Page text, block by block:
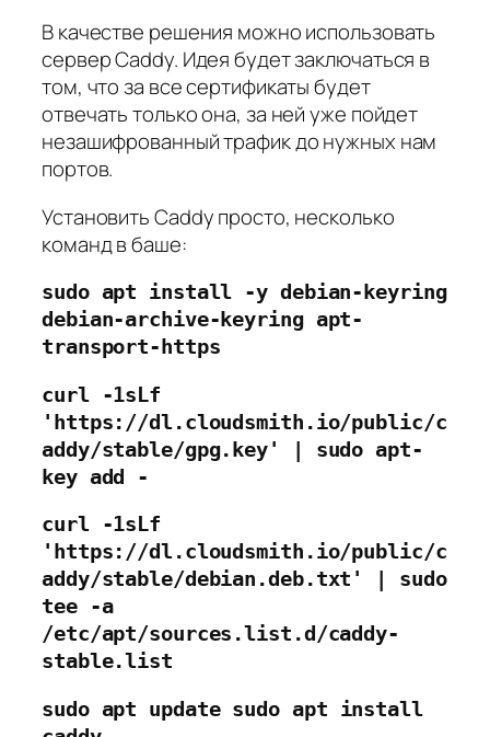
В качестве решения можно использовать
сервер Caddy. Идея будет заключаться в
том, что за все сертификаты будет
отвечать только она, за ней уже пойдет
незашифрованный трафик до нужных нам
портов.
Установить Caddy просто, несколько
команд в баше:
sudo apt install -y debian-keyring
debian-archive-keyring apt-
transport-https
curl -1sLf
'https://dl.cloudsmith.io/public/c
addy/stable/gpg.key' | sudo apt-
key add -
curl -1sLf
'https://dl.cloudsmith.io/public/c
addy/stable/debian.deb.txt' | sudo
tee -a
/etc/apt/sources.list.d/caddy-
stable.list
sudo apt update sudo apt install